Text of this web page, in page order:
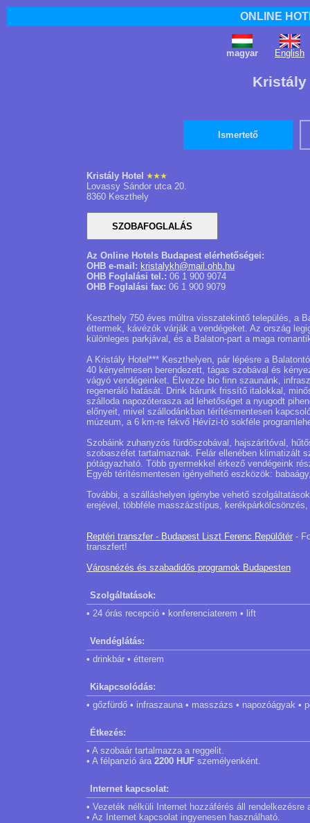
ONLINE
magyar English
Kristály
Ismertető
Kristály Hotel
Lovassy Sándor utca 20.
8360 Keszthely
Az Online Hotels Budapest elérhetőségei:
OHB e-mail: kristalykh@mail.ohb.hu
OHB Foglalási tel.: 06 1 900 9074
OHB Foglalási fax: 06 1 900 9079
Keszthely 750 éves múltra visszatekintő település, a
éttermek, kávézók várják a vendégeket. Az ország
különleges parkjával, és a Balaton-part a maga
A Kristály Hotel*** Keszthelyen, pár lépésre a
40 kényelmesen berendezett, tágas szobával és
vágyó vendégeinket. Élvezze bio finn szaunánk,
regeneráló hatását. Drink bárunk frissítő italokkal,
szálloda napozóterasza ad lehetőséget a nyugodt
előnyeit, mivel szállodánkban térítésmentesen
múzeum, a 6 km-re fekvő Hévízi-tó sokféle
Szobáink zuhanyzós fürdőszobával, hajszárítóval,
szobaszéfet tartalmaznak. Felár ellenében klimatizált
pótágyazható. Több gyermekkel érkező vendégeink
Egyéb térítésmentesen igényelhető eszközök:
További, a szálláshelyen igénybe vehető
erejével, többféle masszázstípus,
Reptéri transzfer - Budapest Liszt Ferenc Repülőtér -
transzfert!
Városnézés és szabadidős programok Budapesten
Szolgáltatások:
• 24 órás recepció • konferenciaterem • lift
Vendéglátás:
• drinkbár • étterem
Kikapcsolódás:
• gőzfürdő • infraszauna • masszázs • napozóágyak •
Étkezés:
• A szobaár tartalmazza a reggelit.
• A félpanzió ára 2200 HUF személyenként.
Internet kapcsolat:
• Vezeték nélküli Internet hozzáférés áll rendelkezésre
• Az Internet kapcsolat ingyenesen használható.